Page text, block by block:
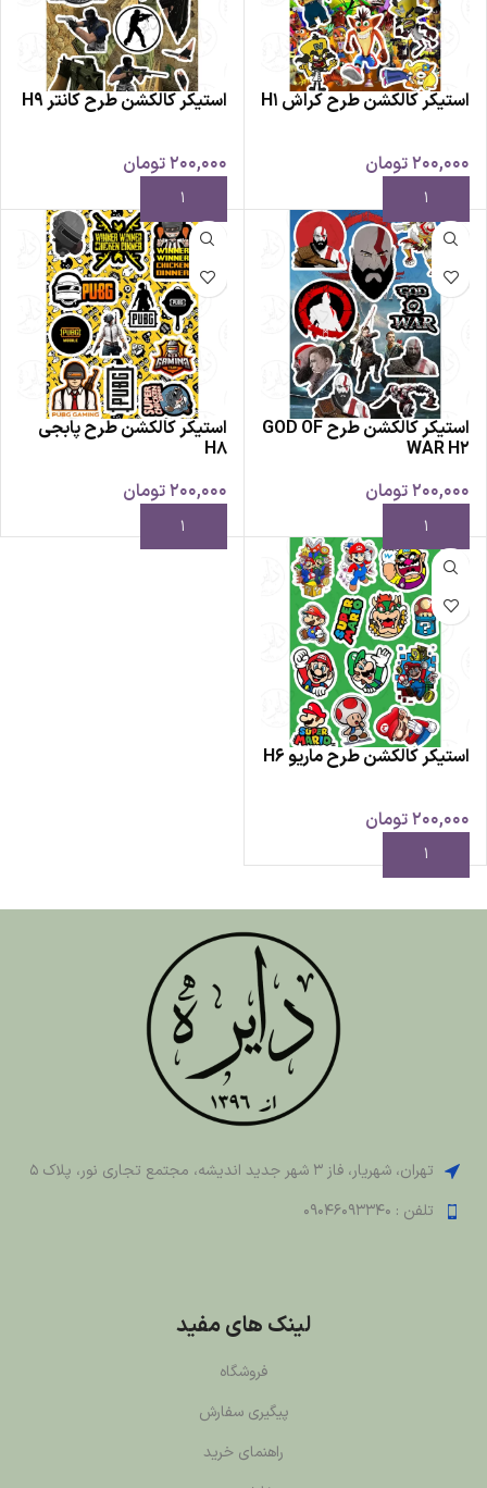
استیکر کالکشن طرح کراش H1
200,000تومان
استیکر کالکشن طرح کانتر H9
200,000تومان
استیکر کالکشن طرح GOD OF
WAR H2
200,000تومان
استیکر کالکشن طرح پابجی
H8
200,000تومان
استیکر کالکشن طرح ماریو H6
200,000تومان
تهران، شهریار، فاز 3 شهر جدید اندیشه، مجتمع تجاری نور، پلاک 5
تلفن : 09046093340
لینک های مفید
فروشگاه
پیگیری سفارش
راهنمای خرید